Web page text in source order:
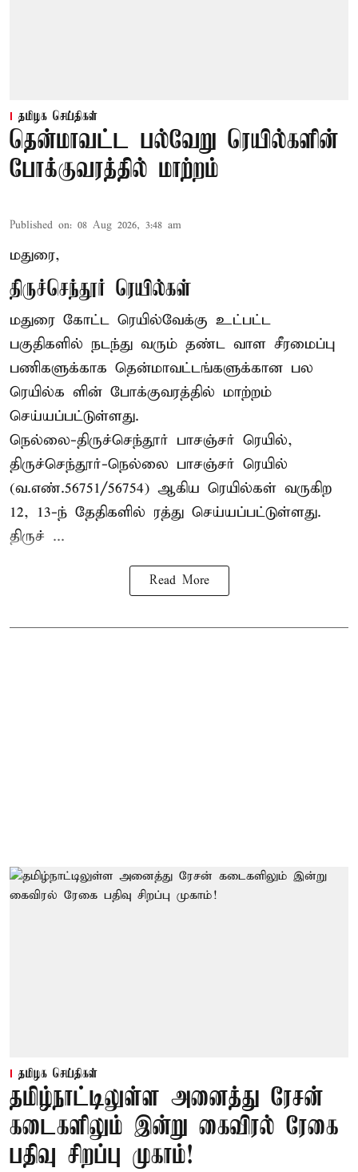
தமிழக செய்திகள்
தென்மாவட்ட பல்வேறு ரெயில்களின்
போக்குவரத்தில் மாற்றம்
Published on: 08 Aug 2026, 3:48 am
மதுரை,
திருச்செந்தூர் ரெயில்கள்
மதுரை கோட்ட ரெயில்வேக்கு உட்பட்ட
பகுதிகளில் நடந்து வரும் தண்ட வாள சீரமைப்பு
பணிகளுக்காக தென்மாவட்டங்களுக்கான பல
ரெயில்க ளின் போக்குவரத்தில் மாற்றம்
செய்யப்பட்டுள்ளது.
நெல்லை-திருச்செந்தூர் பாசஞ்சர் ரெயில்,
திருச்செந்தூர்-நெல்லை பாசஞ்சர் ரெயில்
(வ.எண்.56751/56754) ஆகிய ரெயில்கள் வருகிற
12, 13-ந் தேதிகளில் ரத்து செய்யப்பட்டுள்ளது.
திருச் ...
Read More
தமிழக செய்திகள்
தமிழ்நாட்டிலுள்ள அனைத்து ரேசன்
கடைகளிலும் இன்று கைவிரல் ரேகை
பதிவு சிறப்பு முகாம்!